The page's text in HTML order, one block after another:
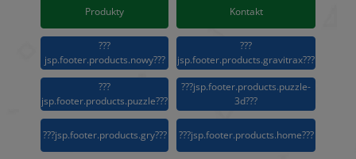
Produkty Kontakt
???
jsp.footer.products.nowy???
???
jsp.footer.products.gravitrax???
???
jsp.footer.products.puzzle???
???jsp.footer.products.puzzle-
3d???
???jsp.footer.products.gry??? ???jsp.footer.products.home???